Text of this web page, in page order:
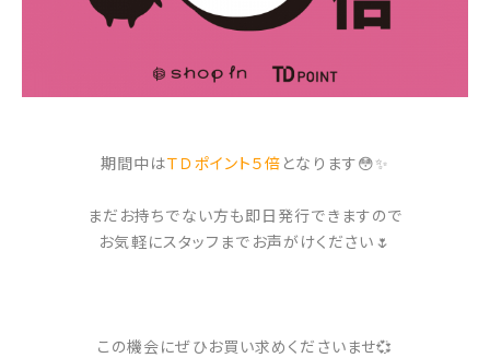
期間中はＴＤポイント５倍 となります😳✨
まだお持ちでない方も即日発行できますので
お気軽にスタッフまでお声がけください🌷
この機会にぜひお買い求めくださいませ💞